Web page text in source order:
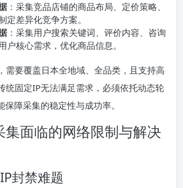
：采集竞品店铺的商品布局、定价策略、
定差异化竞争方案。
：采集用户搜索关键词、评价内容、咨询
户核心需求，优化商品信息。
需要覆盖日本全地域、全品类，且支持高
统固定IP无法满足需求，必须依托动态轮
障采集的稳定性与成功率。
集面临的网络限制与解决
封禁难题